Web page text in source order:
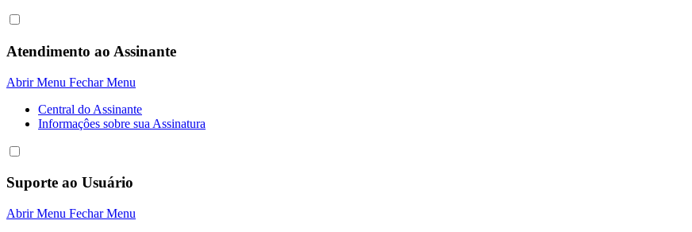
Atendimento ao Assinante
Abrir Menu Fechar Menu
Central do Assinante
Informaçôes sobre sua Assinatura
Suporte ao Usuário
Abrir Menu Fechar Menu